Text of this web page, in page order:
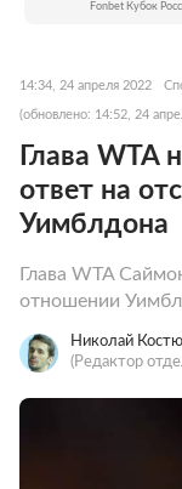
Fonbet Кубок
14:34, 24 апреля 2022
(обновлено: 14:52, 24
Глава WTA
ответ на
Уимблдона
Глава WTA
отношении
Николай
(Редактор